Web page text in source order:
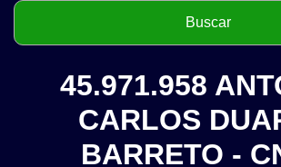
45.971.958
CARLOS
BARRETO -